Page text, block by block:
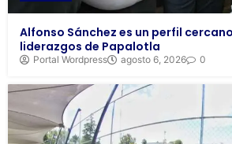
Alfonso Sánchez es un perfil
liderazgos de Papalotla
Portal Wordpress agosto 6, 2026 0